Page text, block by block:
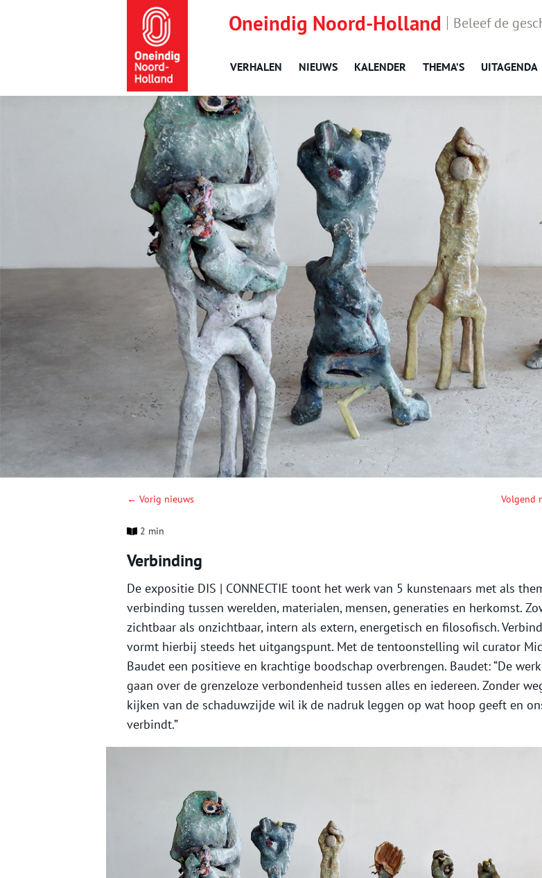
Oneindig Noord-Holland Beleef de
VERHALEN NIEUWS KALENDER THEMA’S UITAGENDA
← Vorig nieuws Volgend
2 min
Verbinding
De expositie DIS | CONNECTIE toont het werk van 5 kunstenaars met als
verbinding tussen werelden, materialen, mensen, generaties en herkomst.
zichtbaar als onzichtbaar, intern als extern, energetisch en filosofisch.
vormt hierbij steeds het uitgangspunt. Met de tentoonstelling wil curator
Baudet een positieve en krachtige boodschap overbrengen. Baudet: “De
gaan over de grenzeloze verbondenheid tussen alles en iedereen. Zonder
kijken van de schaduwzijde wil ik de nadruk leggen op wat hoop geeft en
verbindt.”